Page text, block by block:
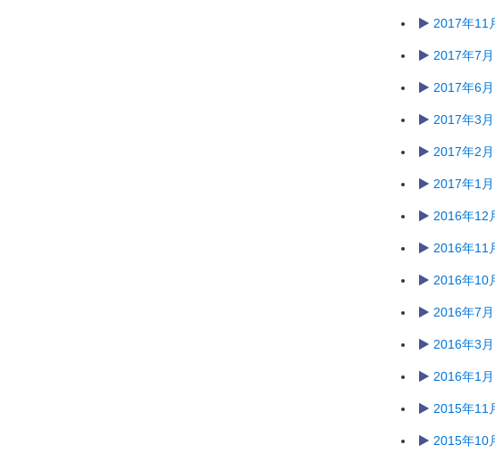
2017年11
2017年7月
2017年6月
2017年3月
2017年2月
2017年1月
2016年12
2016年11
2016年10
2016年7月
2016年3月
2016年1月
2015年11
2015年10